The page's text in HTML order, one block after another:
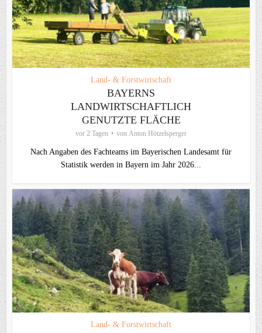
Land- & Forstwirtschaft
BAYERNS
LANDWIRTSCHAFTLICH
GENUTZTE FLÄCHE
vor 2 Tagen von Anton Hötzelsperger
Nach Angaben des Fachteams im Bayerischen Landesamt für
Statistik werden in Bayern im Jahr 2026...
Land- & Forstwirtschaft